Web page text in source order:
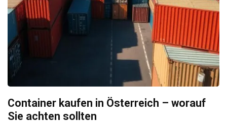
Container kaufen in Österreich – worauf
Sie achten sollten